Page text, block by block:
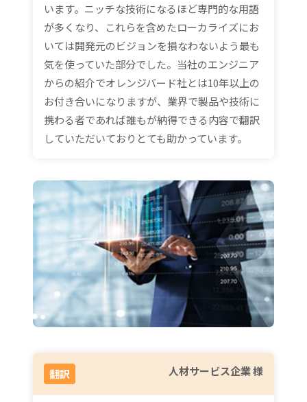
います。ニッチな技術になるほど専門的な用語
が多くなり、これらを含めたローカライズにお
いては開発元のビジョンを損なわないよう最も
気を使っていた部分でした。当社のエンジニア
からの紹介でオレンジバード社とは10年以上の
お付き合いになりますが、業界で製品や技術に
携わる者であれば誰もが納得できる内容で翻訳
していただいておりとても助かっています。
翻訳 人材サービス企業 様